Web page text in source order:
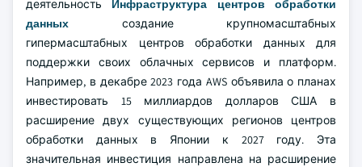
деятельность Инфраструктура центров обработки
данных создание крупномасштабных
гипермасштабных центров обработки данных для
поддержки своих облачных сервисов и платформ.
Например, в декабре 2023 года AWS объявила о планах
инвестировать 15 миллиардов долларов США в
расширение двух существующих регионов центров
обработки данных в Японии к 2027 году. Эта
значительная инвестиция направлена на расширение